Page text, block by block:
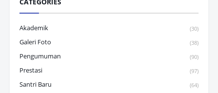
Akademik (30)
Galeri Foto (38)
Pengumuman (90)
Prestasi (97)
Santri Baru (64)